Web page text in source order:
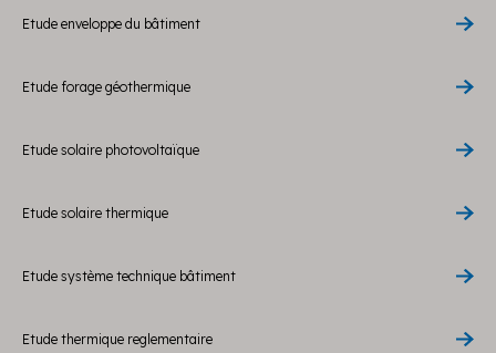
Etude enveloppe du bâtiment
Etude forage géothermique
Etude solaire photovoltaïque
Etude solaire thermique
Etude système technique bâtiment
Etude thermique reglementaire